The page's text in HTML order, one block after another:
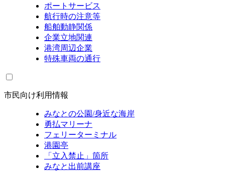
ポートサービス
航行時の注意等
船舶動静関係
企業立地関連
港湾周辺企業
特殊車両の通行
市民向け利用情報
みなとの公園/身近な海岸
勇払マリーナ
フェリーターミナル
港園亭
「立入禁止」箇所
みなと出前講座